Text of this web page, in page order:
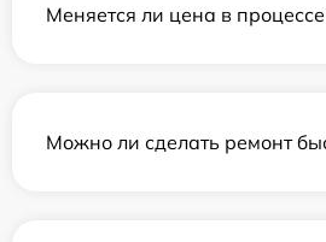
Меняется ли цена в
Можно ли сделать ремонт